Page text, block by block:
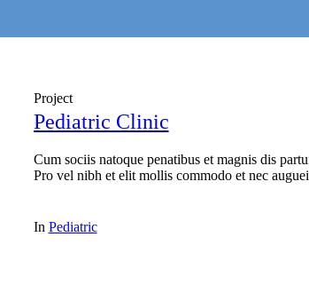
Project
Pediatric Clinic
Cum sociis natoque penatibus et magnis dis
Pro vel nibh et elit mollis commodo et nec
In Pediatric